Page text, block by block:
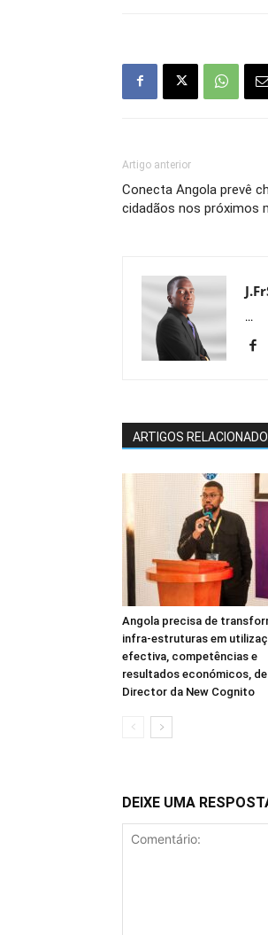
Artigo anterior
Conecta Angola prevê
cidadãos nos próximos
...
ARTIGOS
Angola precisa de
infra-estruturas em
efectiva, competências e
resultados económicos,
Director da New Cognito
DEIXE UMA